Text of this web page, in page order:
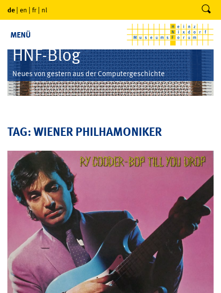
de | en | fr | nl
MENÜ
HNF-Blog
Neues von gestern aus der Computergeschichte
TAG: WIENER PHILHAMONIKER